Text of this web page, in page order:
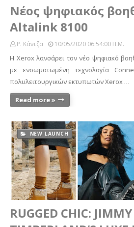
Νέος ψηφιακός
Altalink 8100
Ρ. Κάντζα 10/05/2020 06:54:00 Π.μ.
Η Xerox λανσάρει τον νέο ψηφιακό
με ενσωματωμένη τεχνολογία
πολυλειτουργικών εκτυπωτών Xerox …
Read more »
NEW LAUNCH
RUGGED CHIC: